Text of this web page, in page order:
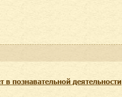
в познавательной деятельности